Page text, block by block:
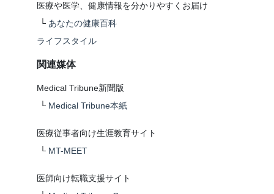
医療や医学、健康情報を分かりやすくお届け
└ あなたの健康百科
ライフスタイル
関連媒体
Medical Tribune新聞版
└ Medical Tribune本紙
医療従事者向け生涯教育サイト
└ MT-MEET
医師向け転職支援サイト